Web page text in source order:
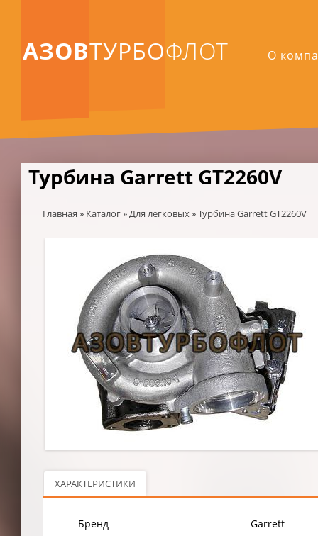
АЗОВТУРБОФЛОТ О
Турбина Garrett GT2260V
Главная » Каталог»Для легковых»Турбина Garrett GT2260V
ХАРАКТЕРИСТИКИ
Бренд Garrett